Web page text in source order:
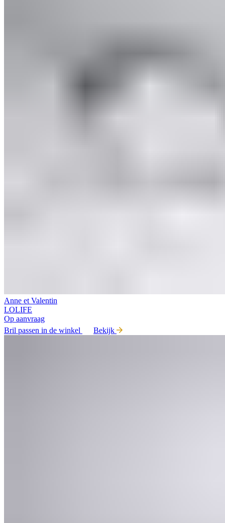
Anne et Valentin
LOLIFE
Op aanvraag
Bril passen in de winkel
Bekijk